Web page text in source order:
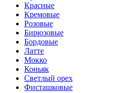
Красные
Кремовые
Розовые
Бирюзовые
Бордовые
Латте
Мокко
Коньяк
Светлый орех
Фисташковые